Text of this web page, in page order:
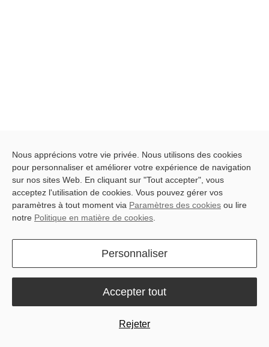
Nous apprécions votre vie privée. Nous utilisons des cookies
pour personnaliser et améliorer votre expérience de navigation
sur nos sites Web. En cliquant sur "Tout accepter", vous
acceptez l'utilisation de cookies. Vous pouvez gérer vos
paramètres à tout moment via Paramètres des cookies ou lire
notre Politique en matière de cookies
Personnaliser
Rejeter
Accepter tout